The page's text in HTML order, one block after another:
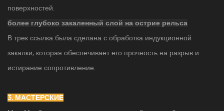
поверхностей.
более глубоко закаленный слой на острие рельса
В трек ссылка была сделана с обработка индукционной
закалки, которая обеспечивает его прочность на разрыв и
истирание сопротивление.
3. МАСТЕРСКИЕ